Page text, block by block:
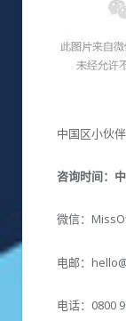
中国区小伙
咨询时间：
微信：
电邮：
电话：0800